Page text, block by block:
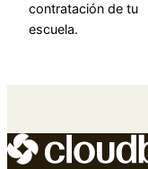
contratación de tu
escuela.